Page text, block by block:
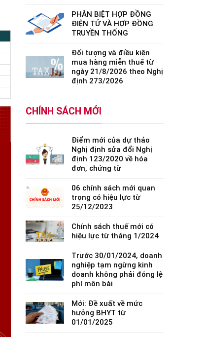
PHÂN BIỆT HỢP ĐỒNG
ĐIỆN TỬ VÀ HỢP ĐỒNG
TRUYỀN THỐNG
Đối tượng và điều kiện
mua hàng miễn thuế từ
ngày 21/8/2026 theo Nghị
định 273/2026
CHÍNH SÁCH MỚI
Điểm mới của dự thảo
Nghị định sửa đổi Nghị
định 123/2020 về hóa
đơn, chứng từ
06 chính sách mới quan
trọng có hiệu lực từ
25/12/2023
Chính sách thuế mới có
hiệu lực từ tháng 1/2024
Trước 30/01/2024, doanh
nghiệp tạm ngừng kinh
doanh không phải đóng lệ
phí môn bài
Mới: Đề xuất về mức
hưởng BHYT từ
01/01/2025